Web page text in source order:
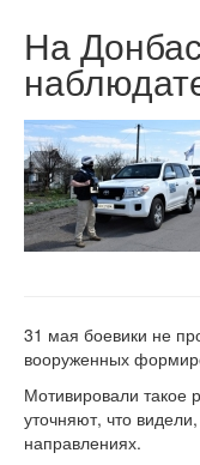
На
31 мая боевики не
вооруженных
Мотивировали
уточняют, что
направлениях.